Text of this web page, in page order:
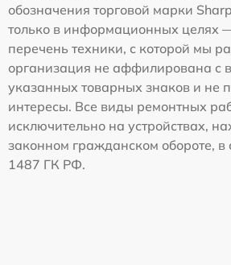
обозначения торговой марки
только в информационных целях
перечень техники, с которой мы
организация не аффилирована с
указанных товарных знаков и не
интересы. Все виды ремонтных
исключительно на устройствах,
законном гражданском обороте, в
1487 ГК РФ.